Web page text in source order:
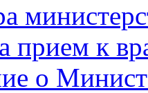
прием к
о